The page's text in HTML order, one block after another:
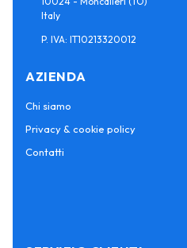
Italy
P. IVA: IT10213320012
AZIENDA
Chi siamo
Privacy & cookie policy
Contatti